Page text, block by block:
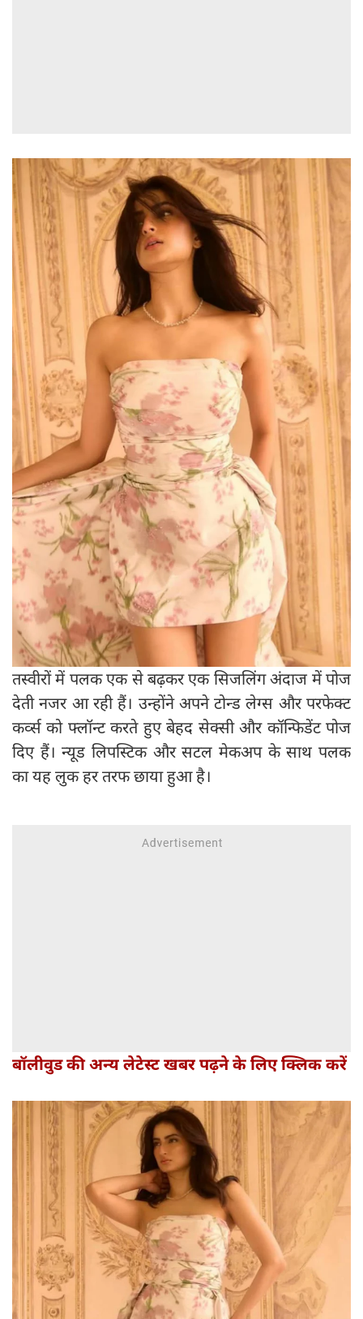
तस्वीरों में पलक एक से बढ़कर एक सिजलिंग अंदाज में पोज
देती नजर आ रही हैं। उन्होंने अपने टोन्ड लेग्स और परफेक्ट
कर्व्स को फ्लॉन्ट करते हुए बेहद सेक्सी और कॉन्फिडेंट पोज
दिए हैं। न्यूड लिपस्टिक और सटल मेकअप के साथ पलक
का यह लुक हर तरफ छाया हुआ है।
बॉलीवुड की अन्य लेटेस्ट खबर पढ़ने के लिए क्लिक करें